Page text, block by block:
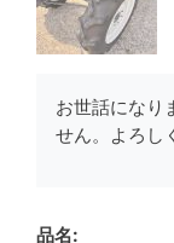
お世話になり
せん。よろし
品名